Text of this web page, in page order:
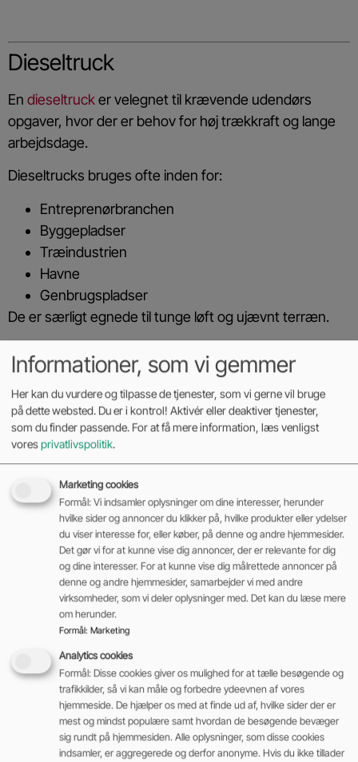
Dieseltruck
En dieseltrucker velegnet til krævende udendørs
opgaver, hvor der er behov for høj trækkraft og lange
arbejdsdage.
Dieseltrucks bruges ofte inden for:
Entreprenørbranchen
Byggepladser
Træindustrien
Havne
Genbrugspladser
De er særligt egnede til tunge løft og ujævnt terræn.
Gastruck
En gastruck kombinerer fleksibiliteten fra diesel med en
renere forbrænding. Den kan anvendes både inde og
ude, afhængigt af arbejdsmiljø og ventilation.
Virksomheder vælger ofte gastrucks, hvis de ønsker
hurtig optankning og stor fleksibilitet.
Vælg den rigtige løftekapacitet
skal vælge en gaffeltruck.
Det er ikke kun vægten på godset, der er afgørende.
Lastens størrelse, løftehøjde og lastcenter har også
betydning for, hvor stor kapacitet trucken skal have.
Informationer, som vi gemmer
Her kan du vurdere og tilpasse de tjenester, som vi gerne vil bruge
på dette websted. Du er i kontrol! Aktivér eller deaktiver tjenester,
som du finder passende. For at få mere information, læs venligst
voresprivatlivspolitik.
Marketing cookies
Formål: Vi indsamler oplysninger om dine interesser, herunder
hvilke sider og annoncer du klikker på, hvilke produkter eller ydelser
du viser interesse for, eller køber, på denne og andre hjemmesider.
Det gør vi for at kunne vise dig annoncer, der er relevante for dig
og dine interesser. For at kunne vise dig målrettede annoncer på
denne og andre hjemmesider, samarbejder vi med andre
virksomheder, som vi deler oplysninger med. Det kan du læse mere
om herunder.
Formål: Marketing
Analytics cookies
Formål: Disse cookies giver os mulighed for at tælle besøgende og
trafikkilder, så vi kan måle og forbedre ydeevnen af vores
hjemmeside. De hjælper os med at finde ud af, hvilke sider der er
mest og mindst populære samt hvordan de besøgende bevæger
sig rundt på hjemmesiden. Alle oplysninger, som disse cookies
indsamler, er aggregerede og derfor anonyme. Hvis du ikke tillader